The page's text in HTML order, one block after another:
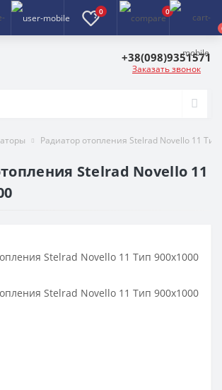
0
0
+38(098)9351571
Заказать звонок
Радиатор отопления Stelrad Novello 11 Тип
Stelrad Novello 11